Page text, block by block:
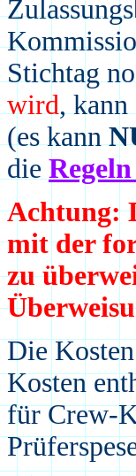
Stichtag
wird, kann
(es kann
die
Achtung:
mit der
zu
Die
Kosten
für Crew-